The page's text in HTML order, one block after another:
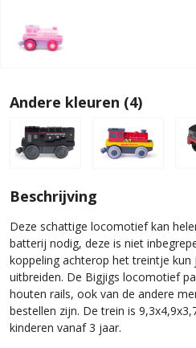
Andere kleuren (4)
Beschrijving
Deze schattige locomotief kan
batterij nodig, deze is niet
koppeling achterop het treintje kun
uitbreiden. De Bigjigs locomotief
houten rails, ook van de andere
bestellen zijn. De trein is
kinderen vanaf 3 jaar.